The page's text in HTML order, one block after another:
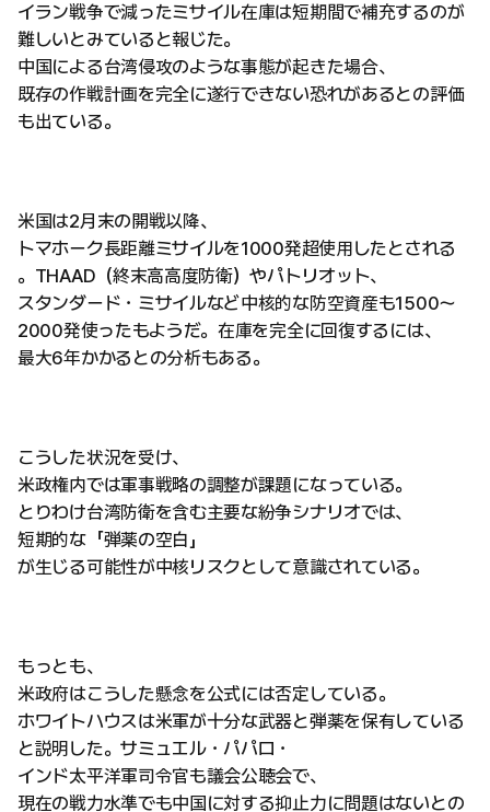
イラン戦争で減ったミサイル在庫は短期間で補充するのが
難しいとみていると報じた。
中国による台湾侵攻のような事態が起きた場合、
既存の作戦計画を完全に遂行できない恐れがあるとの評価
も出ている。
米国は2月末の開戦以降、
トマホーク長距離ミサイルを1000発超使用したとされる
。THAAD（終末高高度防衛）やパトリオット、
スタンダード・ミサイルなど中核的な防空資産も1500〜
2000発使ったもようだ。在庫を完全に回復するには、
最大6年かかるとの分析もある。
こうした状況を受け、
米政権内では軍事戦略の調整が課題になっている。
とりわけ台湾防衛を含む主要な紛争シナリオでは、
短期的な「弾薬の空白」
が生じる可能性が中核リスクとして意識されている。
もっとも、
米政府はこうした懸念を公式には否定している。
ホワイトハウスは米軍が十分な武器と弾薬を保有している
と説明した。サミュエル・パパロ・
インド太平洋軍司令官も議会公聴会で、
現在の戦力水準でも中国に対する抑止力に問題はないとの